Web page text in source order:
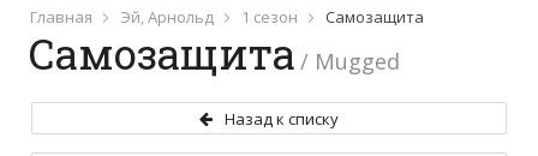
Главная Эй, Арнольд 1 сезон Самозащита
Самозащита / Mugged
Назад к списку